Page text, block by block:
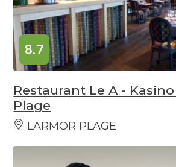
8.7
Restaurant Le A -
Plage
LARMOR PLAGE